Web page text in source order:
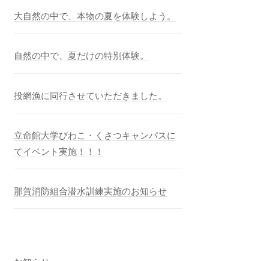
大自然の中で、本物の夏を体験しよう。
自然の中で、夏だけの特別体験。
投網漁に同行させていただきました。
立命館大学びわこ・くさつキャンパスに
てイベント実施！！！
那賀消防組合潜水訓練実施のお知らせ